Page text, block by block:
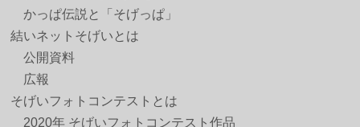
かっぱ伝説と「そげっぱ」
結いネットそげいとは
公開資料
広報
そげいフォトコンテストとは
2020年 そげいフォトコンテスト作品